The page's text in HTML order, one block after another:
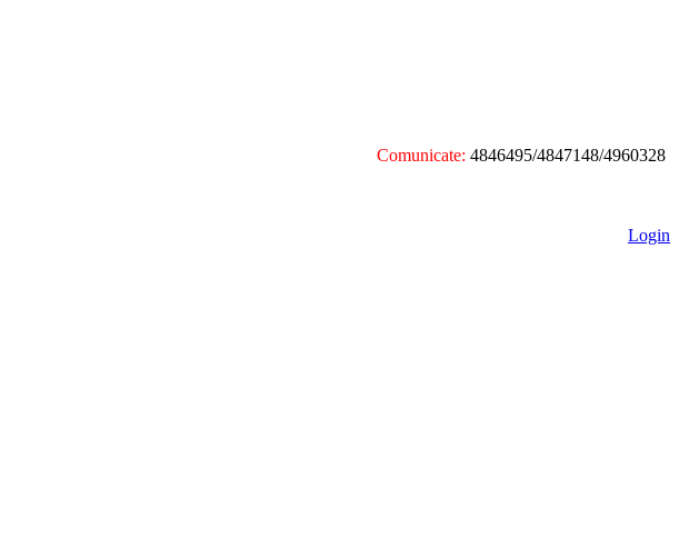
Comunicate: 4846495/4847148/4960328
Login